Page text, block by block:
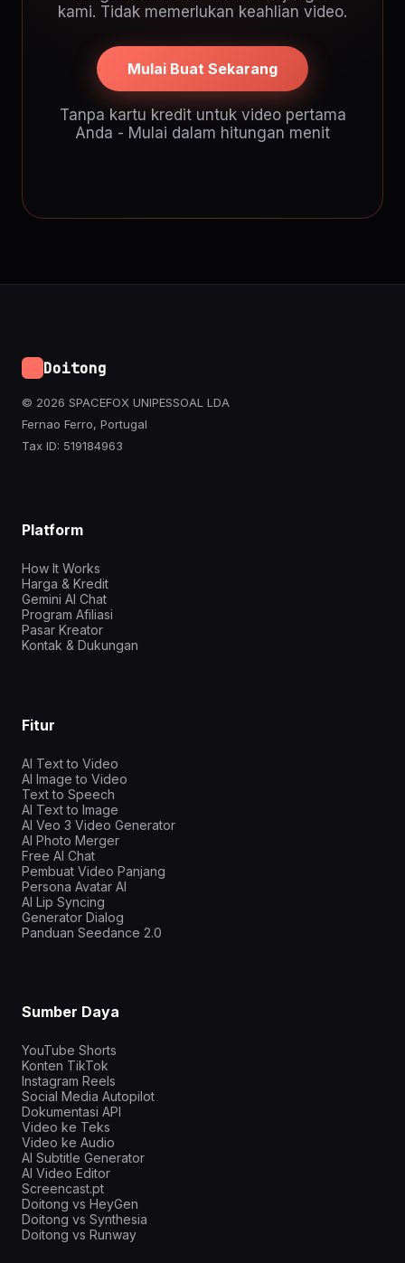
kami. Tidak memerlukan keahlian video.
Mulai Buat Sekarang
Tanpa kartu kredit untuk video pertama
Anda - Mulai dalam hitungan menit
Doitong
© 2026 SPACEFOX UNIPESSOAL LDA
Fernao Ferro, Portugal
Tax ID: 519184963
Platform
How It Works
Harga & Kredit
Gemini AI Chat
Program Afiliasi
Pasar Kreator
Kontak & Dukungan
Fitur
AI Text to Video
AI Image to Video
Text to Speech
AI Text to Image
AI Veo 3 Video Generator
AI Photo Merger
Free AI Chat
Pembuat Video Panjang
Persona Avatar AI
AI Lip Syncing
Generator Dialog
Panduan Seedance 2.0
Sumber Daya
YouTube Shorts
Konten TikTok
Instagram Reels
Social Media Autopilot
Dokumentasi API
Video ke Teks
Video ke Audio
AI Subtitle Generator
AI Video Editor
Screencast.pt
Doitong vs HeyGen
Doitong vs Synthesia
Doitong vs Runway